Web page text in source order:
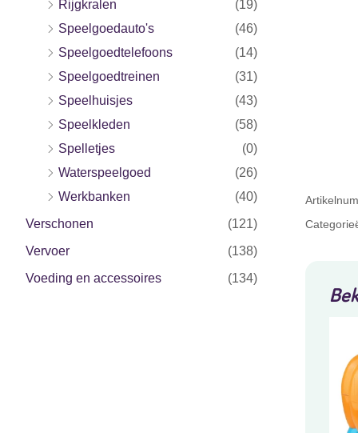
Rijgkralen
(19)
Speelgoedauto's
(46)
Speelgoedtelefoons
(14)
Speelgoedtreinen
(31)
Speelhuisjes
(43)
Speelkleden
(58)
Spelletjes
(0)
Waterspeelgoed
(26)
Werkbanken
(40)
Verschonen
(121)
Vervoer
(138)
Voeding en accessoires
(134)